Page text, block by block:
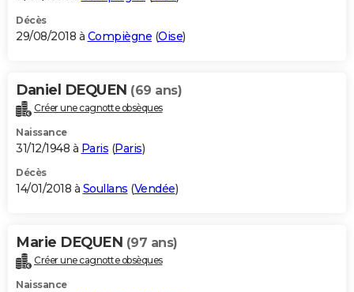
Décès
29/08/2018 à Compiègne (Oise)
Daniel DEQUEN (69 ans)
Créer une cagnotte obsèques
Naissance
31/12/1948 à Paris (Paris)
Décès
14/01/2018 à Soullans (Vendée)
Marie DEQUEN (97 ans)
Créer une cagnotte obsèques
Naissance